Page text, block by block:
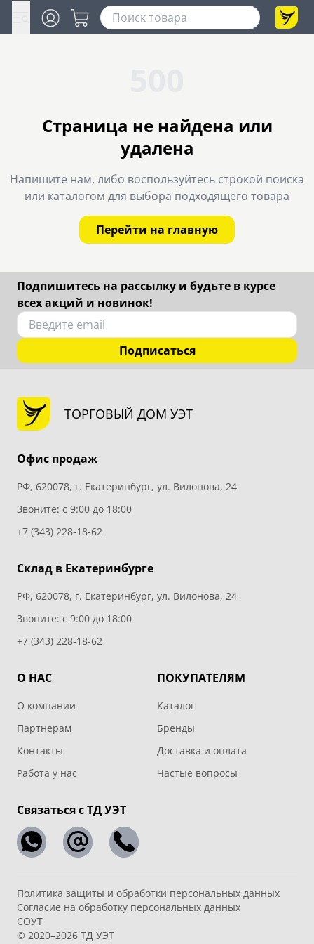
Страница не найдена или
удалена
Напишите нам, либо воспользуйтесь строкой поиска
или каталогом для выбора подходящего товара
Перейти на главную
Подпишитесь на рассылку и будьте в курсе
всех акций и новинок!
Подписаться
ТОРГОВЫЙ ДОМ УЭТ
Офис продаж
РФ, 620078, г. Екатеринбург, ул. Вилонова, 24
Звоните: с 9:00 до 18:00
+7 (343) 228-18-62
Склад в Екатеринбурге
РФ, 620078, г. Екатеринбург, ул. Вилонова, 24
Звоните: с 9:00 до 18:00
+7 (343) 228-18-62
О НАС
О компании
Партнерам
Контакты
Работа у нас
ПОКУПАТЕЛЯМ
Каталог
Бренды
Доставка и оплата
Частые вопросы
Связаться с ТД УЭТ
Политика защиты и обработки персональных данных
Согласие на обработку персональных данных
СОУТ
© 2020–2026 ТД УЭТ